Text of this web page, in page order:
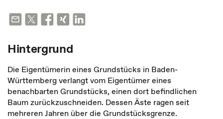
Hintergrund
Die Eigentümerin eines Grundstücks in Baden-
Württemberg verlangt vom Eigentümer eines
benachbarten Grundstücks, einen dort befindlichen
Baum zurückzuschneiden. Dessen Äste ragen seit
mehreren Jahren über die Grundstücksgrenze.